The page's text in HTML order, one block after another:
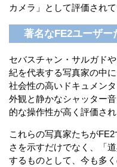
カメラ」として評価されて
著名なFE2ユーザー
セバスチャン・サルガド
紀を代表する写真家の中
社会性の高いドキュメン
外観と静かなシャッター
的な操作性が高く評価され
これらの写真家たちが
さを示すだけでなく、「
するものとして、今も多